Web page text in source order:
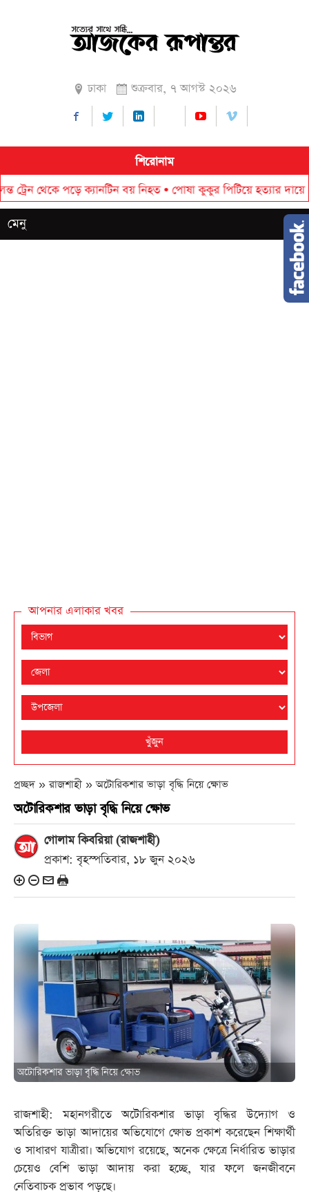
ঢাকা শুক্রবার, ৭ আগস্ট ২০২৬
শিরোনাম
পড়ে ক্যানটিন বয় নিহত•পোষা কুকুর পিটিয়ে হত্যার দায়ে ২০
মেনু
আপনার এলাকার খবর
খুঁজুন
প্রচ্ছদ » রাজশাহী »অটোরিকশার ভাড়া বৃদ্ধি নিয়ে ক্ষোভ
অটোরিকশার ভাড়া বৃদ্ধি নিয়ে ক্ষোভ
গোলাম কিবরিয়া (রাজশাহী)
প্রকাশ: বৃহস্পতিবার, ১৮ জুন ২০২৬
অটোরিকশার ভাড়া বৃদ্ধি নিয়ে ক্ষোভ
রাজশাহী: মহানগরীতে অটোরিকশার ভাড়া বৃদ্ধির উদ্যোগ ও
অতিরিক্ত ভাড়া আদায়ের অভিযোগে ক্ষোভ প্রকাশ করেছেন শিক্ষার্থী
ও সাধারণ যাত্রীরা। অভিযোগ রয়েছে, অনেক ক্ষেত্রে নির্ধারিত ভাড়ার
চেয়েও বেশি ভাড়া আদায় করা হচ্ছে, যার ফলে জনজীবনে
নেতিবাচক প্রভাব পড়ছে।